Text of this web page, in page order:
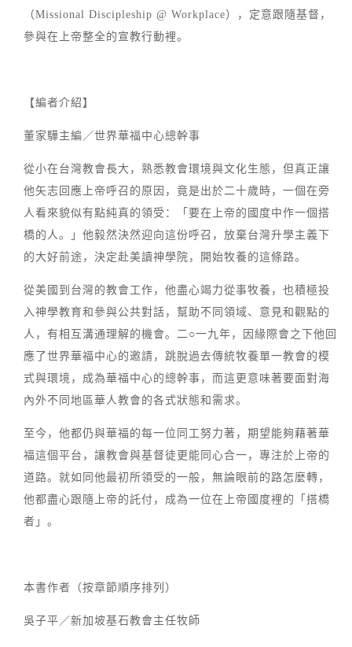
（Missional Discipleship @ Workplace），定意跟隨基督，
參與在上帝整全的宣教行動裡。
【編者介紹】
董家驊主編／世界華福中心總幹事
從小在台灣教會長大，熟悉教會環境與文化生態，但真正讓
他矢志回應上帝呼召的原因，竟是出於二十歲時，一個在旁
人看來貌似有點純真的領受：「要在上帝的國度中作一個搭
橋的人。」他毅然決然迎向這份呼召，放棄台灣升學主義下
的大好前途，決定赴美讀神學院，開始牧養的這條路。
從美國到台灣的教會工作，他盡心竭力從事牧養，也積極投
入神學教育和參與公共對話，幫助不同領域、意見和觀點的
人，有相互溝通理解的機會。二○一九年，因緣際會之下他回
應了世界華福中心的邀請，跳脫過去傳統牧養單一教會的模
式與環境，成為華福中心的總幹事，而這更意味著要面對海
內外不同地區華人教會的各式狀態和需求。
至今，他都仍與華福的每一位同工努力著，期望能夠藉著華
福這個平台，讓教會與基督徒更能同心合一，專注於上帝的
道路。就如同他最初所領受的一般，無論眼前的路怎麼轉，
他都盡心跟隨上帝的託付，成為一位在上帝國度裡的「搭橋
者」。
本書作者（按章節順序排列）
吳子平／新加坡基石教會主任牧師